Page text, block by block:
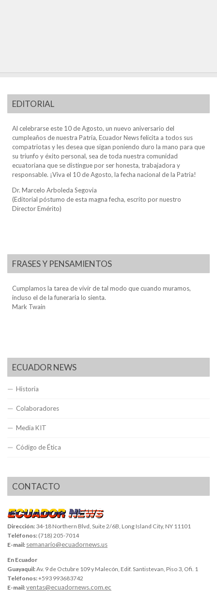
EDITORIAL
Al celebrarse este 10 de Agosto, un nuevo aniversario del
cumpleaños de nuestra Patria, Ecuador News felicita a todos sus
compatriotas y les desea que sigan poniendo duro la mano para que
su triunfo y éxito personal, sea de toda nuestra comunidad
ecuatoriana que se distingue por ser honesta, trabajadora y
responsable. ¡Viva el 10 de Agosto, la fecha nacional de la Patria!
Dr. Marcelo Arboleda Segovia
(Editorial póstumo de esta magna fecha, escrito por nuestro
Director Emérito)
FRASES Y PENSAMIENTOS
Cumplamos la tarea de vivir de tal modo que cuando muramos,
incluso el de la funeraria lo sienta.
Mark Twain
ECUADOR NEWS
Historia
Colaboradores
Media KIT
Código de Ética
CONTACTO
Dirección: 34-18 Northern Blvd, Suite 2/6B, Long Island City, NY 11101
Teléfonos: (718) 205-7014
E-mail: semanario@ecuadornews.us
En Ecuador
Guayaquil:Av. 9 de Octubre 109 y Malecón, Edif. Santistevan, Piso 3, Ofi. 1
Teléfonos:+593 993683742
E-mail:ventas@ecuadornews.com.ec